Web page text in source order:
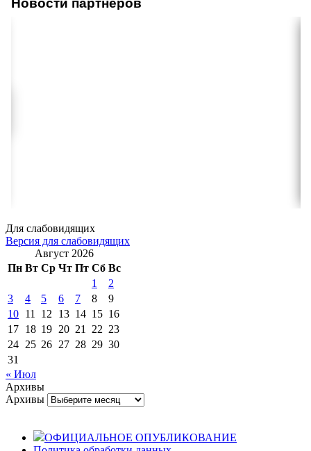
Новости партнеров
Для слабовидящих
Версия для слабовидящих
Август 2026
Пн Вт Ср Чт Пт Сб Вс
1
2
3
4 5 6 7 8
9
10 11 12 13 14 15 16
17 18 19 20 21 22 23
24 25 26 27 28 29 30
31
« Июл
Архивы
Архивы
ОФИЦИАЛЬНОЕ ОПУБЛИКОВАНИЕ